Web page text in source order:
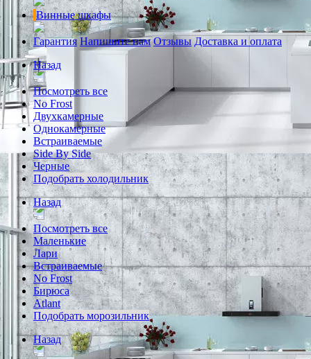
Винные шкафы
Гарантия Напишите нам Отзывы Доставка и оплата
Назад
Посмотреть все
No Frost
Двухкамерные
Однокамерные
Встраиваемые
Side By Side
Черные
Подобрать холодильник
Назад
Посмотреть все
Маленькие
Лари
Встраиваемые
No Frost
Бирюса
Atlant
Подобрать морозильник
Назад